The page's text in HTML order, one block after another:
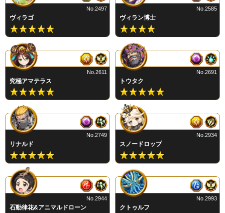
ヴィラゴ
No.2497
ヴィラン博士
No.2585
究極アマテラス
No.2611
トウタク
No.2691
リナルド
No.2749
スノードロップ
No.2934
石動律花&アニマルドローン
No.2944
クトゥルフ
No.2993